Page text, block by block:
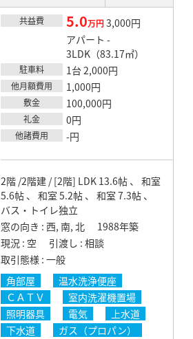
賃料 5.0万円
共益費
3,000円
アパート -
3LDK（83.17㎡）
駐車料 1台 2,000円
他月額費用 1,000円
敷金 100,000円
礼金 0円
他諸費用 -円
2階 /2階建 / [2階] LDK 13.6帖 、 和室
5.6帖 、 和室 5.2帖 、 和室 7.3帖 、
バス・トイレ独立
窓の向き 西, 南, 北
1988年築
現況 空 引渡し 相談
取引態様 一般
角部屋
温水洗浄便座
ＣＡＴＶ
室内洗濯機置場
照明器具
電気
上水道
下水道
ガス（プロパン）